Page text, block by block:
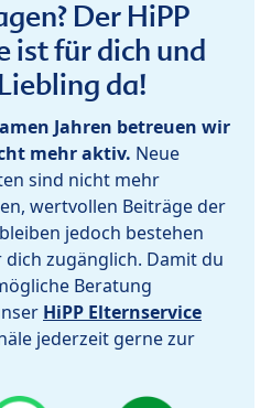
Der HiPP
ist für dich und
da!
Jahren betreuen wir
mehr aktiv. Neue
sind nicht mehr
wertvollen Beiträge der
jedoch bestehen
zugänglich. Damit du
Beratung
HiPP Elternservice
jederzeit gerne zur